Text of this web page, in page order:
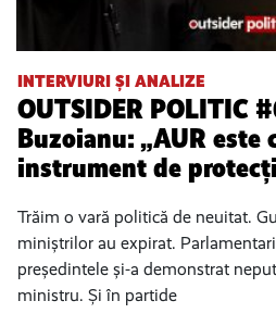
INTERVIURI ȘI ANALIZE
OUTSIDER POLITIC
Buzoianu: „AUR este
instrument de
Trăim o vară politică de neuitat.
miniștrilor au expirat.
președintele și-a demonstrat
ministru. Și în partide